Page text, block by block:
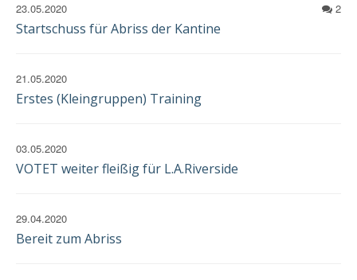
2
23.05.2020
Startschuss für Abriss der Kantine
21.05.2020
Erstes (Kleingruppen) Training
03.05.2020
VOTET weiter fleißig für L.A.Riverside
29.04.2020
Bereit zum Abriss